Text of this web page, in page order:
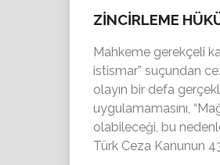
ZİNCİRLEME
Mahkeme gerekçeli
istismar” suçundan
olayın bir defa
uygulamamasını,
olabileceği, bu
Türk Ceza Kanunun